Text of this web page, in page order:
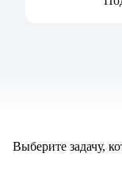
Выберите задачу,